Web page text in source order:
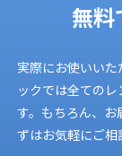
無料
実際にお使いい
ックでは全ての
す。もちろん、お
ずはお気軽にご相